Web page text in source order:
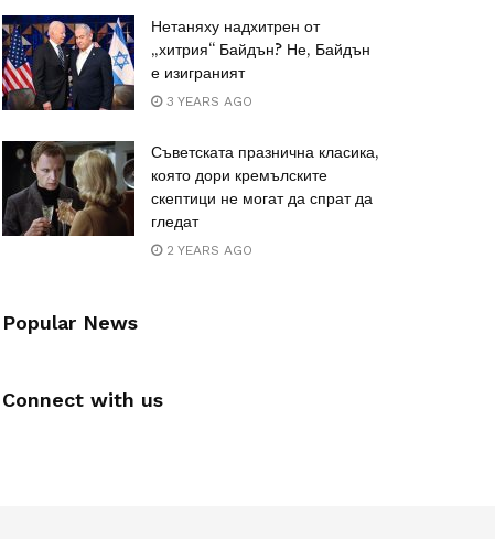
Нетаняху надхитрен от
„хитрия“ Байдън? Не, Байдън
е изиграният
3 YEARS AGO
Съветската празнична класика,
която дори кремълските
скептици не могат да спрат да
гледат
2 YEARS AGO
Popular News
Connect with us